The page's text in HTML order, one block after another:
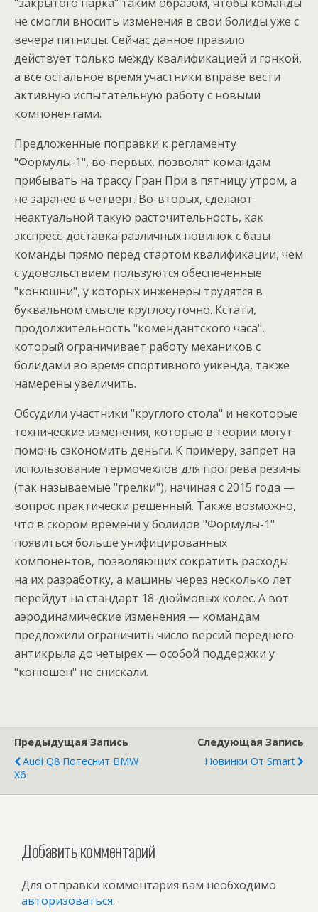
не смогли вносить изменения в свои болиды уже с
вечера пятницы. Сейчас данное правило
действует только между квалификацией и гонкой,
а все остальное время участники вправе вести
активную испытательную работу с новыми
компонентами.
Предложенные поправки к регламенту
"Формулы-1", во-первых, позволят командам
прибывать на трассу Гран При в пятницу утром, а
не заранее в четверг. Во-вторых, сделают
неактуальной такую расточительность, как
экспресс-доставка различных новинок с базы
команды прямо перед стартом квалификации, чем
с удовольствием пользуются обеспеченные
"конюшни", у которых инженеры трудятся в
буквальном смысле круглосуточно. Кстати,
продолжительность "комендантского часа",
который ограничивает работу механиков с
болидами во время спортивного уикенда, также
намерены увеличить.
Обсудили участники "круглого стола" и некоторые
технические изменения, которые в теории могут
помочь сэкономить деньги. К примеру, запрет на
использование термочехлов для прогрева резины
(так называемые "грелки"), начиная с 2015 года —
вопрос практически решенный. Также возможно,
что в скором времени у болидов "Формулы-1"
появиться больше унифицированных
компонентов, позволяющих сократить расходы
на их разработку, а машины через несколько лет
перейдут на стандарт 18-дюймовых колес. А вот
аэродинамические изменения — командам
предложили ограничить число версий переднего
антикрыла до четырех — особой поддержки у
"конюшен" не снискали.
Предыдущая Запись
Audi Q8 Потеснит BMW
X6
Следующая Запись
Новинки От Smart
Добавить комментарий
Для отправки комментария вам необходимо
авторизоваться.